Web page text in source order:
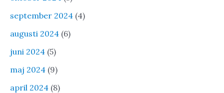
september 2024 (4)
augusti 2024 (6)
juni 2024 (5)
maj 2024 (9)
april 2024 (8)